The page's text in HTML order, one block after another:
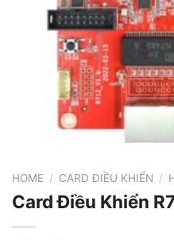
HOME / CARD ĐIỀU KHIỂN /
Card Điều Khiển